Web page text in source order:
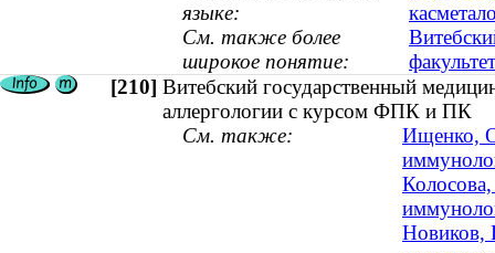
языке:
См. также более
широкое понятие:
факультет
[210] Витебский государственный
аллергологии с курсом ФПК и ПК
См. также:
Ищенко,
Новиков,